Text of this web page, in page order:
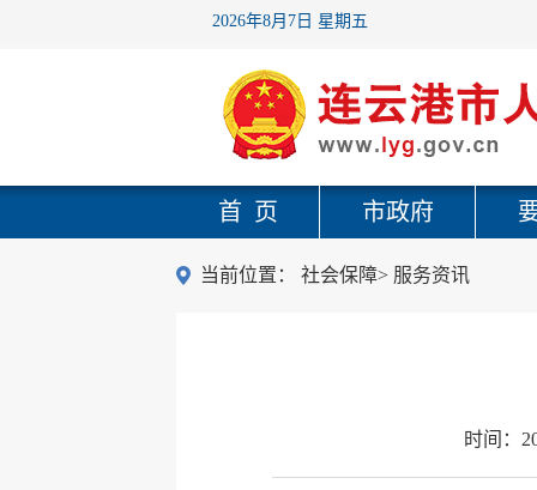
2026年8月7日 星期五
首 页 市政府
当前位置： 社会保障> 服务资讯
时间：